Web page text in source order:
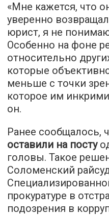
«Мне кажется, что
уверенно
юрист, я не
Особенно на фоне
относительно
которые
меньше с точки
которое им
он.
Ранее сообщалось,
оставили на посту
головы. Такое
Соломенский
прокуратуре в
подозрения в